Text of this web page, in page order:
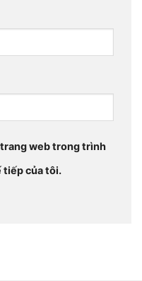
web trong trình
tiếp của tôi.